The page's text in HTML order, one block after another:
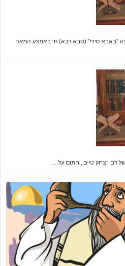
"באבא סידי" (סבא רבא) חי באמצע המאה
של רבי יצחק טייב , חתום על …